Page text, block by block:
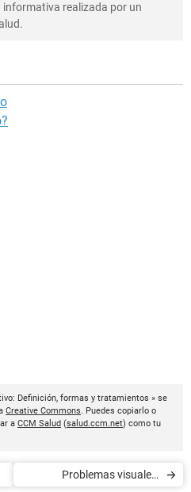
informativa realizada por un
Definición, formas y tratamientos » se
Creative Commons. Puedes copiarlo o
a CCM Salud (salud.ccm.net) como tu
Problemas visuales: